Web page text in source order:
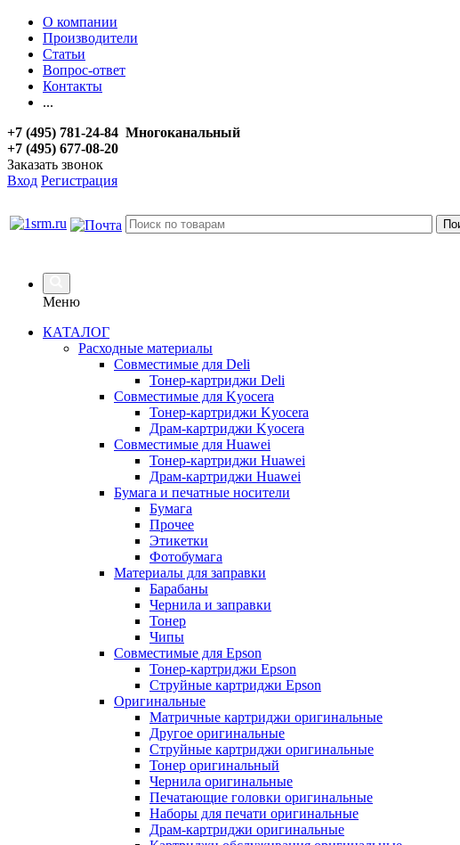
О компании
Производители
Статьи
Вопрос-ответ
Контакты
...
+7 (495) 781-24-84 Многоканальный
+7 (495) 677-08-20
Заказать звонок
Вход Регистрация
Меню
КАТАЛОГ
Расходные материалы
Совместимые для Deli
Тонер-картриджи Deli
Совместимые для Kyocera
Тонер-картриджи Kyocera
Драм-картриджи Kyocera
Совместимые для Huawei
Тонер-картриджи Huawei
Драм-картриджи Huawei
Бумага и печатные носители
Бумага
Прочее
Этикетки
Фотобумага
Материалы для заправки
Барабаны
Чернила и заправки
Тонер
Чипы
Совместимые для Epson
Тонер-картриджи Epson
Струйные картриджи Epson
Оригинальные
Матричные картриджи оригинальные
Другое оригинальные
Струйные картриджи оригинальные
Тонер оригинальный
Чернила оригинальные
Печатающие головки оригинальные
Наборы для печати оригинальные
Драм-картриджи оригинальные